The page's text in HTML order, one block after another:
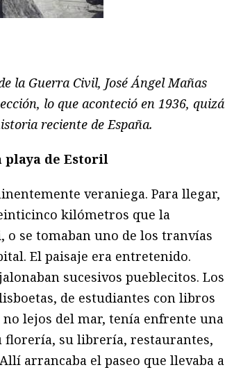
la Guerra Civil, José Ángel Mañas
lo que aconteció en 1936, quizá
reciente de España.
playa de Estoril
veraniega. Para llegar,
kilómetros que la
o se tomaban uno de los tranvías
El paisaje era entretenido.
sucesivos pueblecitos. Los
de estudiantes con libros
lejos del mar, tenía enfrente una
florería, su librería, restaurantes,
arrancaba el paseo que llevaba a